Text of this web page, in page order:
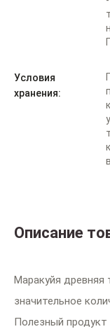
Условия
хранения:
Описание
Маракуйя древняя
значительное
Полезный продукт